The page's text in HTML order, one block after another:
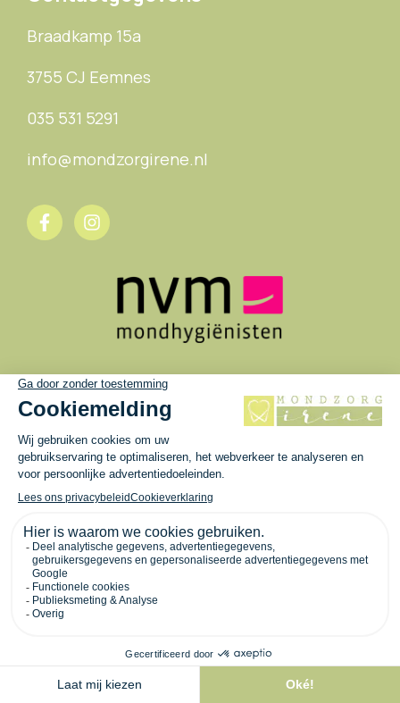
Braadkamp 15a
3755 CJ Eemnes
035 531 5291
info@mondzorgirene.nl